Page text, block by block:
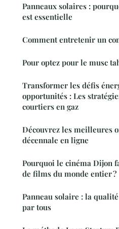
Panneaux solaires :
est essentielle
Comment entretenir un
Pour optez pour le musc
Transformer les défis
opportunités : Les
courtiers en gaz
Découvrez les meilleures
décennale en ligne
Pourquoi le cinéma Dijon
de films du monde entier ?
Panneau solaire : la
par tous